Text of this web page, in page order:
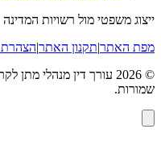
ייצוג משפטי מול רשויות
מפת האתר|תקנון האתר|הצהרת
©
2026 עורך דין מנהלי מתן
שמורות.